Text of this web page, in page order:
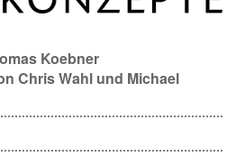
Koebner
Chris Wahl und Michael